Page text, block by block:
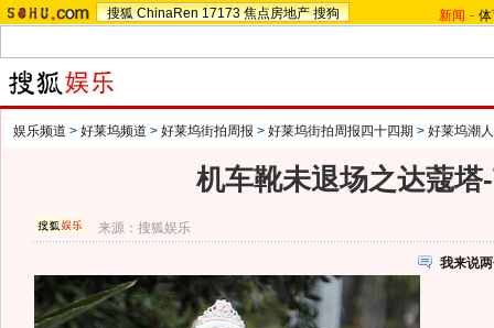
搜狐 ChinaRen 17173 焦点房地产 搜狗 新闻 -
娱乐频道 > 好莱坞频道 > 好莱坞街拍周报 > 好莱坞街拍周报四十四期 > 好莱坞潮
机车靴未退场之达蔻塔
来源：搜狐娱乐
我来说